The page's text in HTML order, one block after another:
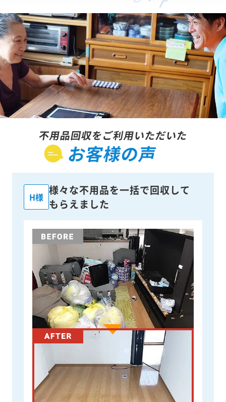
不用品回収をご利用いただいた
お客様の声
H様
様々な不用品を一括で回収して
もらえました